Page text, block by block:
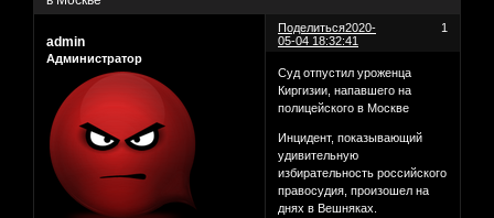
Поделиться 1
2020-
05-04 18:32:41
admin
Администратор
Суд отпустил уроженца
Киргизии, напавшего на
полицейского в Москве
Инцидент, показывающий
удивительную
избирательность российского
правосудия, произошел на
днях в Вешняках.